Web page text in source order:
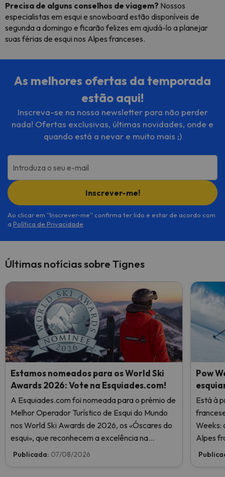
Precisa de alguns conselhos de viagem? Nossos
especialistas em esqui e snowboard estão disponíveis de
segunda a domingo e ficarão felizes em ajudá-lo a planejar
suas férias de esqui nos Alpes franceses.
As melhores ofertas da temporada
estão aqui!
Inscreva-se na nossa newsletter para não perder
nada! Ofertas exclusivas, últimas novidades, onde e
quando está a nevar e muito mais ;)
Introduza o seu e-mail
Inscrever-me!
Ao clicar em ''Inscrever-me'' confirma ter lido e estar de acordo com
a Política de Privacidade
Últimas notícias sobre Tignes
Estamos nomeados para os World Ski
Awards 2026: Vote na Esquiades.com!
A Esquiades.com foi nomeada para o prémio de
Melhor Operador Turístico de Esqui do Mundo
nos World Ski Awards de 2026, os «Óscares do
esqui», que reconhecem a excelência na
indústria do esqui. Vote agora e ajude-nos a
Publicada: 07/08/2026
Pow
Está à
Weeks:
Alpes